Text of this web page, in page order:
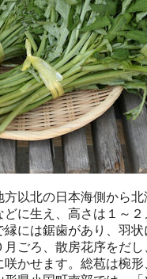
方以北の日本海側から
どに生え、高さは１～
縁には鋸歯があり、羽
月ごろ、散房花序をだ
咲かせます。総苞は椀